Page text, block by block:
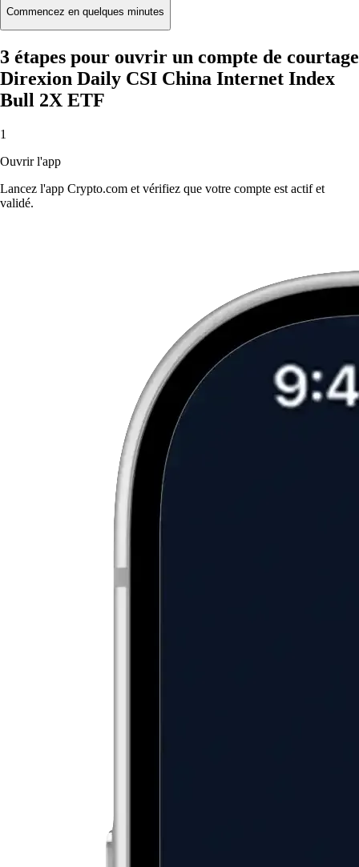
Commencez en quelques minutes
3 étapes pour ouvrir un compte de courtage
Direxion Daily CSI China Internet Index
Bull 2X ETF
1
Ouvrir l'app
Lancez l'app Crypto.com et vérifiez que votre compte est actif et
validé.